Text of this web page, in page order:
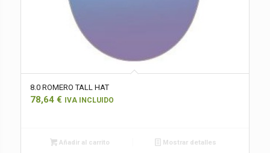
8.0 ROMERO TALL HAT
78,64 € IVA INCLUIDO
Añadir al carrito Mostrar detalles